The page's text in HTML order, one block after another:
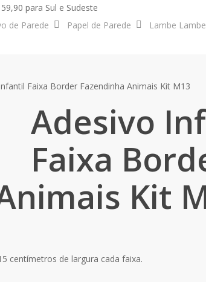
para Sul e Sudeste
de Parede Papel de Parede Lambe Lambe
Faixa Border Fazendinha Animais Kit M13
Adesivo
Faixa
Kit
centímetros de largura cada faixa.